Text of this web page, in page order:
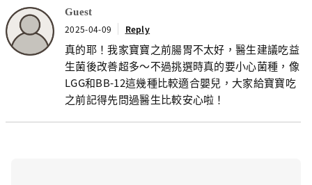
Guest
2025-04-09 Reply
真的耶！我家寶寶之前腸胃不太好，醫生建議吃益
生菌後改善超多～不過挑選時真的要小心菌種，像
LGG和BB-12這幾種比較適合嬰兒，大家給寶寶吃
之前記得先問過醫生比較安心啦！